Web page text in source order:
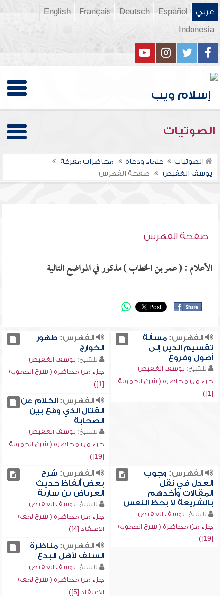
عربي Español
Deutsch
Français
English
Indonesia
الصوتيات
الصوتيات علماء ودعاة
محاضرات مفرغة
يوسف الغفيص
صفحة الفهرس
صفحة الفهرس
الأعلام : ( عمر بن الخطاب ) مذكور في المواضع التالية
الفهرس:مسألة
تقسيم الدين إلى
أصول وفروع
للشيخ: يوسف الغفيص
جزء من محاضرة ( شرح الحموية
[1])
الفهرس: ظهور
الخوارج
للشيخ: يوسف الغفيص
جزء من محاضرة ( شرح الحموية
[1])
الفهرس:الكلام عن
القتال الذي وقع بين
الصحابة
للشيخ: يوسف الغفيص
جزء من محاضرة ( شرح الحموية
[19])
الفهرس: وجوب
العدل في نقل
المقالات وأخذهم
بالشريعة لا بحظ النفس
للشيخ: يوسف الغفيص
جزء من محاضرة ( شرح الحموية
[19])
الفهرس: شرح
بعض ألفاظ حديث
العرباض بن سارية
للشيخ: يوسف الغفيص
جزء من محاضرة ( شرح لمعة
الاعتقاد [4])
الفهرس:مناظرة
السلف لأهل البدع
للشيخ: يوسف الغفيص
جزء من محاضرة ( شرح لمعة
الاعتقاد [5])